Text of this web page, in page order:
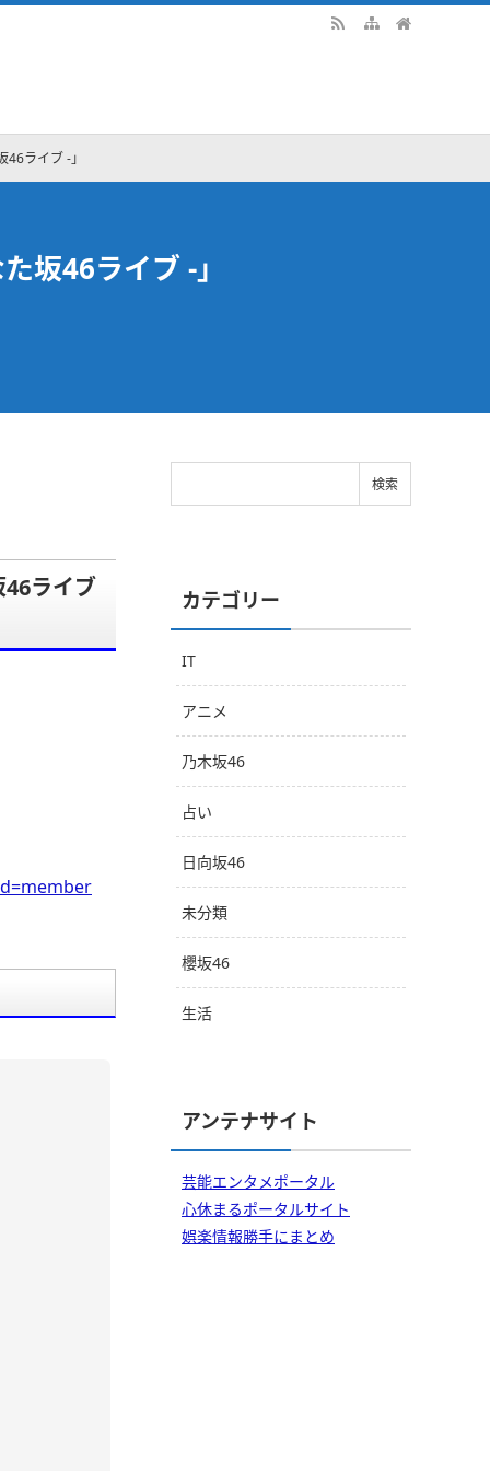
ライブ -」
坂46ライブ -」
ライブ カテゴリー
IT
アニメ
乃木坂46
占い
日向坂46
未分類
櫻坂46
生活
アンテナサイト
芸能エンタメポータル
心休まるポータルサイト
娯楽情報勝手にまとめ